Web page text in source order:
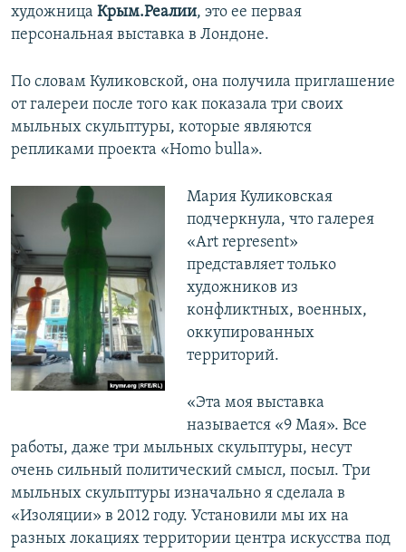
художница Крым.Реалии, это ее первая
персональная выставка в Лондоне.
По словам Куликовской, она получила приглашение
от галереи после того как показала три своих
мыльных скульптуры, которые являются
репликами проекта «Нomo bulla».
Мария Куликовская
подчеркнула, что галерея
«Аrt represent»
представляет только
художников из
конфликтных, военных,
оккупированных
территорий.
«Эта моя выставка
называется «9 Мая». Все
работы, даже три мыльных скульптуры, несут
очень сильный политический смысл, посыл. Три
мыльных скульптуры изначально я сделала в
«Изоляции» в 2012 году. Установили мы их на
разных локациях территории центра искусства под